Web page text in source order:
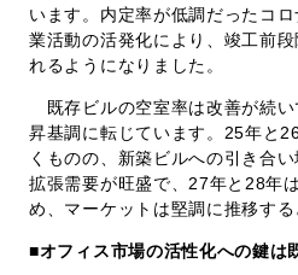
います。内定率が低調だったコ
業活動の活発化により、竣工前
れるようになりました。
既存ビルの空室率は改善が続
昇基調に転じています。25年と
くものの、新築ビルへの引き合
拡張需要が旺盛で、27年と28年
め、マーケットは堅調に推移する
■オフィス市場の活性化への鍵は